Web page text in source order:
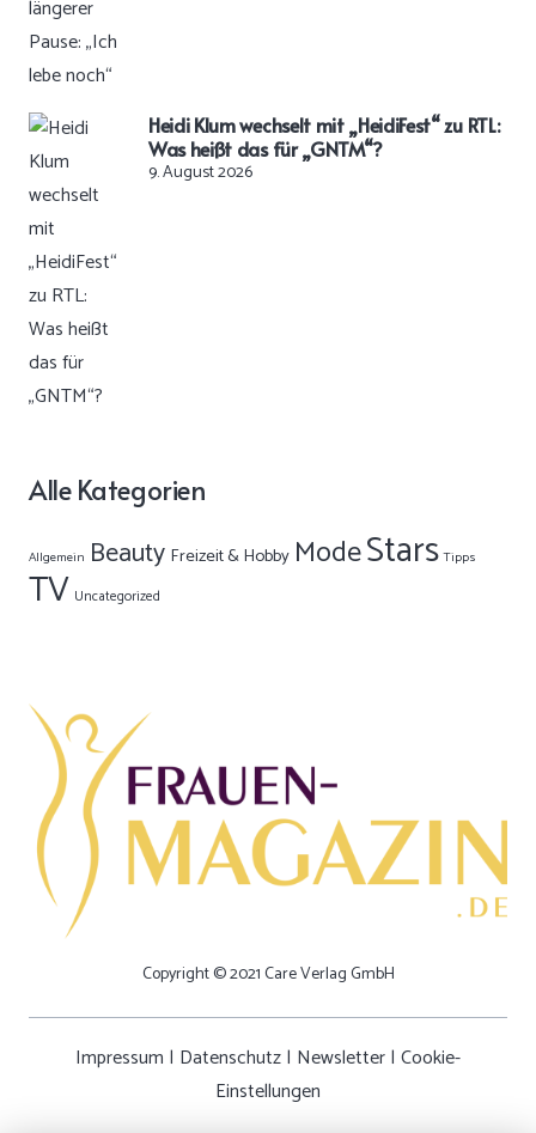
Heidi Klum wechselt mit „HeidiFest“ zu RTL:
Was heißt das für „GNTM“?
9. August 2026
Alle Kategorien
Allgemein Beauty Freizeit & Hobby ModeStars Tipps
TV Uncategorized
Copyright © 2021 Care Verlag GmbH
Impressum | Datenschutz| Newsletter| Cookie-
Einstellungen